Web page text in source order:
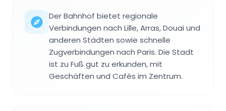
Der Bahnhof bietet regionale
Verbindungen nach Lille, Arras, Douai und
anderen Städten sowie schnelle
Zugverbindungen nach Paris. Die Stadt
ist zu Fuß gut zu erkunden, mit
Geschäften und Cafés im Zentrum.